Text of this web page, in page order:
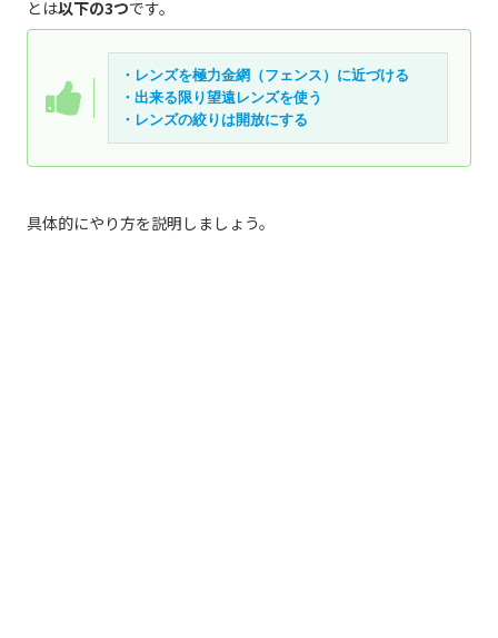
とは以下の3つです。
・レンズを極力金網（フェンス）に近づける
・出来る限り望遠レンズを使う
・レンズの絞りは開放にする
具体的にやり方を説明しましょう。